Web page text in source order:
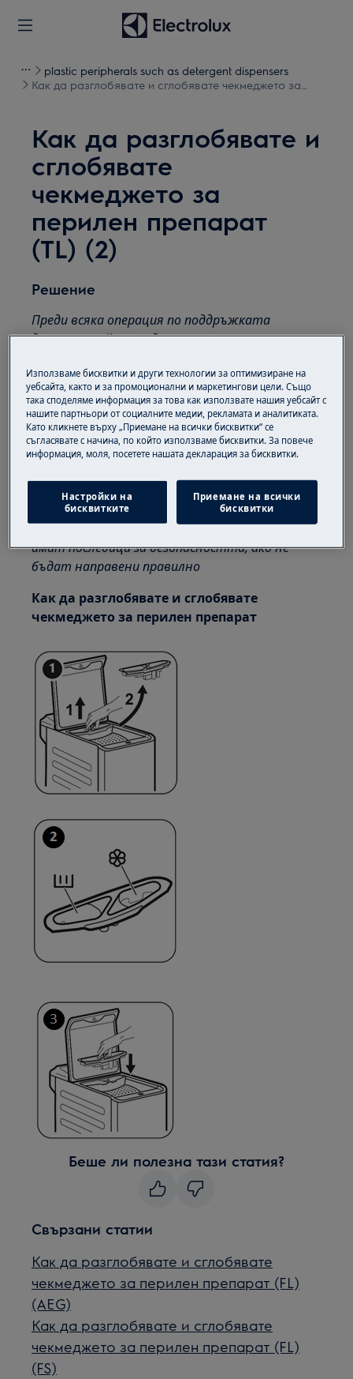
plastic peripherals such as detergent dispensers
Как да разглобявате и сглобявате чекмеджето за
Как да разглобявате и
сглобявате
чекмеджето за
перилен препарат
(TL) (2)
Решение
Преди всяка операция по поддръжката
деактивирайте уреда и изключете щепсела от
Винаги внимавайте при преместване на уреди,
за тежки уреди е необходимо да го преместят
двама души.
Винаги използвайте предпазни ръкавици и
затворени обувки.
Моля, обърнете внимание, че саморемонтът
или непрофесионалният ремонт могат да
имат последици за безопасността, ако не
бъдат направени правилно
Как да разглобявате и сглобявате
чекмеджето за перилен препарат
Беше ли полезна тази статия?
Свързани статии
Как да разглобявате и сглобявате
чекмеджето за перилен препарат (FL)
(AEG)
Как да разглобявате и сглобявате
чекмеджето за перилен препарат (FL)
(FS)
Използваме бисквитки и други технологии за оптимизиране на
уебсайта, както и за промоционални и маркетингови цели. Също
така споделяме информация за това как използвате нашия уебсайт с
нашите партньори от социалните медии, рекламата и аналитиката.
Като кликнете върху „Приемане на всички бисквитки“ се
съгласявате с начина, по който използваме бисквитки. За повече
информация, моля, посетете нашата декларация за бисквитки.
Настройки на
бисквитките
Приемане на всички
бисквитки